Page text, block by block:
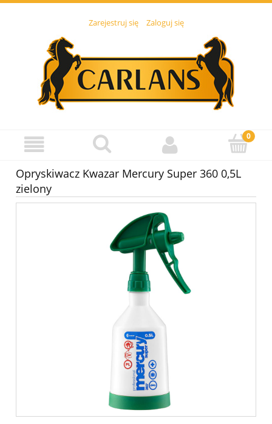
Zarejestruj się Zaloguj się
Opryskiwacz Kwazar Mercury Super 360 0,5L
zielony